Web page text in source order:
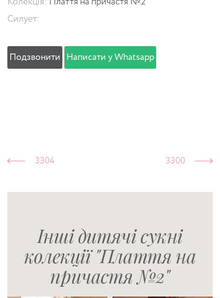
Силует:
Подзвонити Написати у Whatsapp
3304 3300
Інші дитячі сукні
колекції "Плаття на
причастя №2"